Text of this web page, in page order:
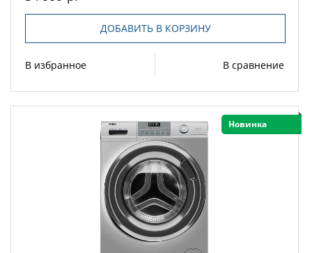
ДОБАВИТЬ В КОРЗИНУ
В избранное В сравнение
Новинка